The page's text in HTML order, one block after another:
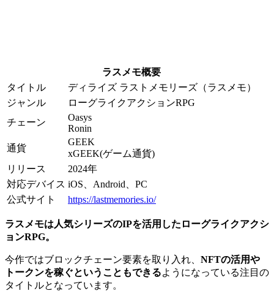
ラスメモ概要
タイトル
ディライズ ラストメモリーズ（ラスメモ）
ジャンル
ローグライクアクションRPG
チェーン
Oasys
Ronin
通貨
GEEK
xGEEK(ゲーム通貨)
リリース
2024年
対応デバイス iOS、Android、PC
公式サイト
https://lastmemories.io/
ラスメモは人気シリーズのIPを活用したローグライクアクシ
ョンRPG。
今作ではブロックチェーン要素を取り入れ、 NFTの活用や
トークンを稼ぐということもできるようになっている注目の
タイトルとなっています。